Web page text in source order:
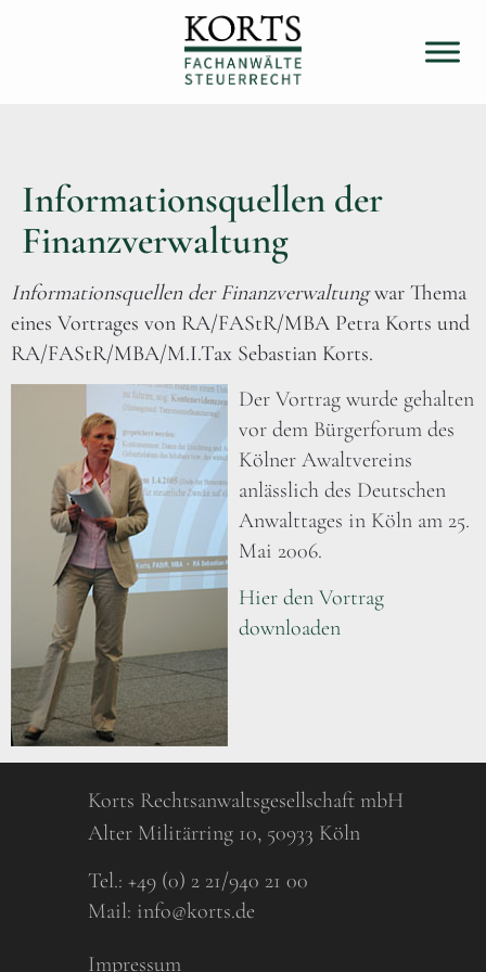
Informationsquellen der
Finanzverwaltung
Informationsquellen der Finanzverwaltungwar Thema
eines Vortrages von RA/FAStR/MBA Petra Korts und
RA/FAStR/MBA/M.I.Tax Sebastian Korts.
Der Vortrag wurde gehalten
vor dem Bürgerforum des
Kölner Awaltvereins
anlässlich des Deutschen
Anwalttages in Köln am 25.
Mai 2006.
Hier den Vortrag
downloaden
Korts Rechtsanwaltsgesellschaft mbH
Alter Militärring 10, 50933 Köln
Tel.: +49 (0) 2 21/940 21 00
Mail: info@korts.de
Impressum